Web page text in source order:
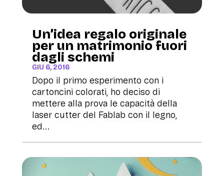
Un’idea regalo originale
per un matrimonio fuori
dagli schemi
GIU 6, 2016
Dopo il primo esperimento con i
cartoncini colorati, ho deciso di
mettere alla prova le capacità della
laser cutter del Fablab con il legno,
ed...